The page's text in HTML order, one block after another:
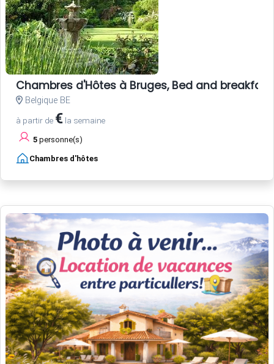
Chambres d'Hôtes à Bruges, Bed and breakfast
Belgique BE
à partir de € la semaine
5 personne(s)
Chambres d'hôtes